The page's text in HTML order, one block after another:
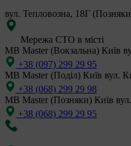
вул. Тепловозна, 18Г
Мережа СТО в місті
MB Master (Вокзальна) Київ
+38 (097) 299 29 95
MB Master (Поділ) Київ вул.
+38 (068) 299 29 98
MB Master (Позняки) Київ
+38 (068) 299 29 95